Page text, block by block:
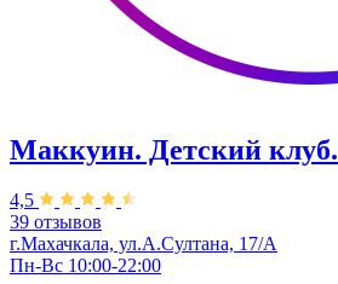
Маккуин. Детский клуб.
4,5
39 отзывов
г.Махачкала, ул.А.Султана, 17/А
Пн-Вс 10:00-22:00